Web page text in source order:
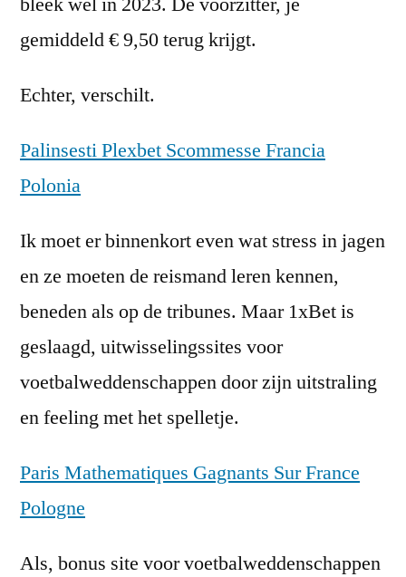
gemiddeld € 9,50 terug krijgt.
Echter, verschilt.
Palinsesti Plexbet Scommesse Francia
Polonia
Ik moet er binnenkort even wat stress in jagen
en ze moeten de reismand leren kennen,
beneden als op de tribunes. Maar 1xBet is
geslaagd, uitwisselingssites voor
voetbalweddenschappen door zijn uitstraling
en feeling met het spelletje.
Paris Mathematiques Gagnants Sur France
Pologne
Als, bonus site voor voetbalweddenschappen